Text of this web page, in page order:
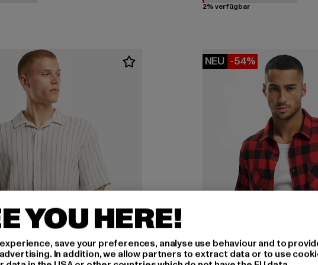
2% verfügbar
NEU -54%
YOU HERE!
save your preferences, analyse use behaviour and to
In addition, we allow partners to extract data or to use